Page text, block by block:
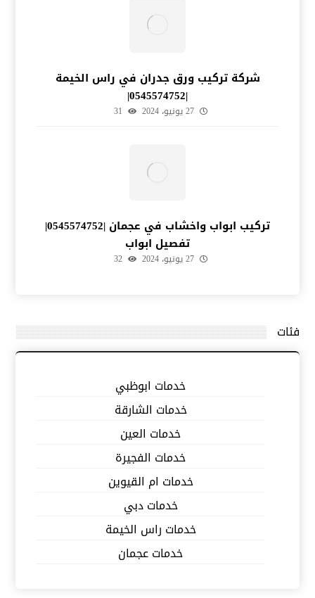
شركة تركيب ورق جدران في راس الخيمة
|0545574752|
27 يونيو، 2024 31
تركيب ابواب واخشاب في عجمان |0545574752|
تفصيل ابواب
27 يونيو، 2024 32
فئات
خدمات ابوظبي
خدمات الشارقة
خدمات العين
خدمات الفجيرة
خدمات ام القيوين
خدمات دبي
خدمات راس الخيمة
خدمات عجمان